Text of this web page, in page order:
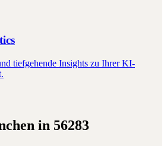
tiefgehende Insights zu Ihrer KI-
in 56283